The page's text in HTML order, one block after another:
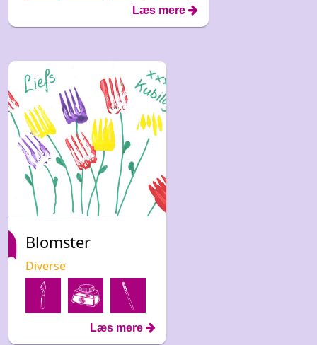
Læs mere
Blomster
Diverse
Læs mere